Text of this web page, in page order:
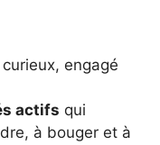
curieux, engagé
actifs qui
à bouger et à